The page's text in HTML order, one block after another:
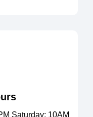
Saturday: 10AM